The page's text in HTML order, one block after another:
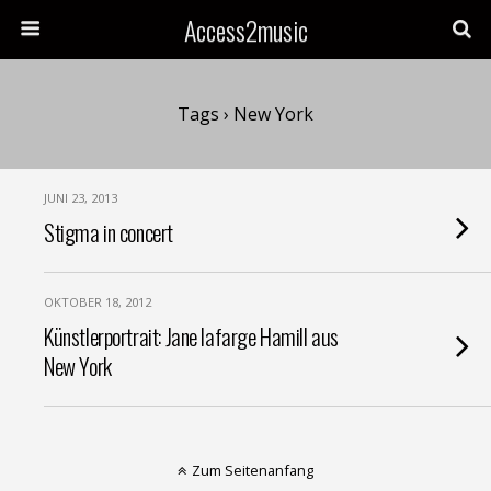
Access2music
Tags › New York
JUNI 23, 2013
Stigma in concert
OKTOBER 18, 2012
Künstlerportrait: Jane lafarge Hamill aus
New York
Zum Seitenanfang